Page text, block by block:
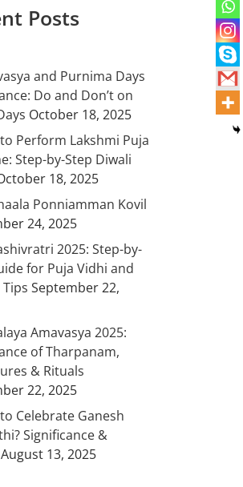
Posts
and Purnima Days
Do and Don’t on
October 18, 2025
Perform Lakshmi Puja
Step-by-Step Diwali
18, 2025
Ponniamman Kovil
24, 2025
2025: Step-by-
for Puja Vidhi and
September 22,
Amavasya 2025:
of Tharpanam,
& Rituals
22, 2025
Celebrate Ganesh
Significance &
August 13, 2025